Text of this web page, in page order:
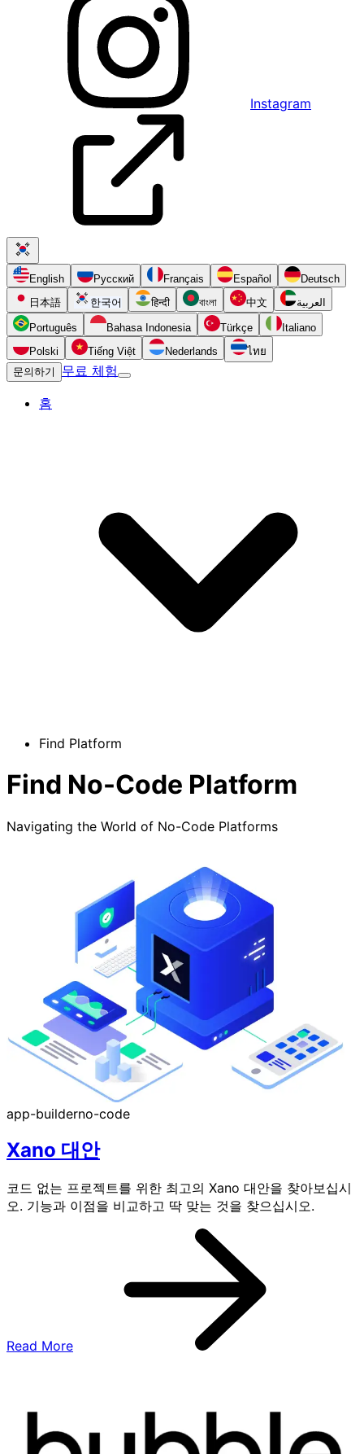
Instagram
English Русский Français Español
Deutsch
日本語
한국어 हिन्दी বাংলা 中文 العربية
Português Bahasa Indonesia Türkçe
Italiano
Polski
Tiếng Việt Nederlands
ไทย
문의하기
무료 체험
홈
Find Platform
Find No-Code Platform
Navigating the World of No-Code Platforms
app-builderno-code
Xano 대안
코드 없는 프로젝트를 위한 최고의 Xano 대안을 찾아보십시
오. 기능과 이점을 비교하고 딱 맞는 것을 찾으십시오.
Read More